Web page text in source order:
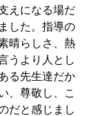
えになる場だ
した。指導の
晴らしさ、熱
うより人とし
る先生達だか
、尊敬し、こ
だと感じまし